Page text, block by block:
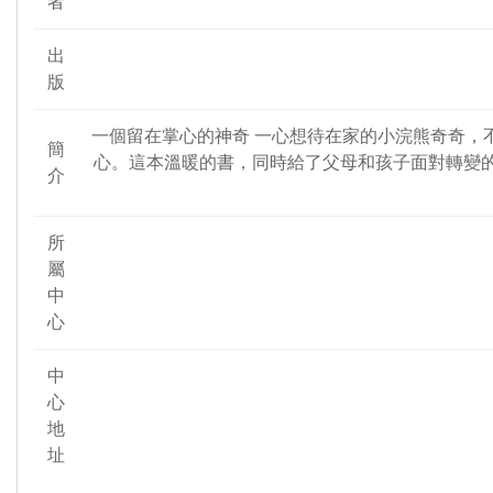
出
版
簡
介
一個留在掌心的神奇 一心想待在家的小浣熊奇奇
心。這本溫暖的書，同時給了父母和孩子面對轉變
所
屬
中
心
中
心
地
址